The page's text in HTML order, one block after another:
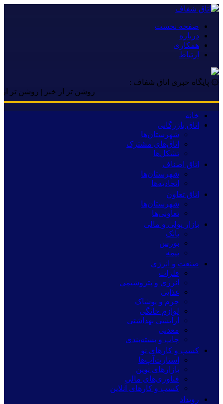
صفحه نخست
درباره
همکاری
ارتباط
۞ پایگاه خبری اتاق شفاف :
روشن تر از خبر | روشن تر از
خانه
اتاق بازرگانی
شهرستان‌ها
اتاق‌های مشترک
تشکل‌ها
اتاق اصناف
شهرستان‌ها
اتحادیه‌ها
اتاق تعاون
شهرستان‌ها
تعاونی‌ها
بازار پولی و مالی
بانک
بورس
بیمه
صنعت و انرژی
فلزات
انرژی و پتروشیمی
غذایی
چرم و پوشاک
لوازم خانگی
آرایشی بهداشتی
معدنی
چاپ و بسته‌بندی
کسب و کارهای نو
استارت‌آپ‌ها
بازارهای نوین
فناوری‌های مالی
کسب و کارهای آنلاین
رویداد